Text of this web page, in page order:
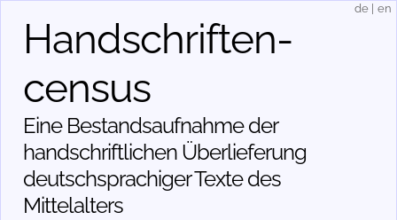
Handschriften­
census
Eine Bestandsaufnahme der
handschriftlichen Über­lieferung
deutschsprachiger Texte des
Mittelalters
de en